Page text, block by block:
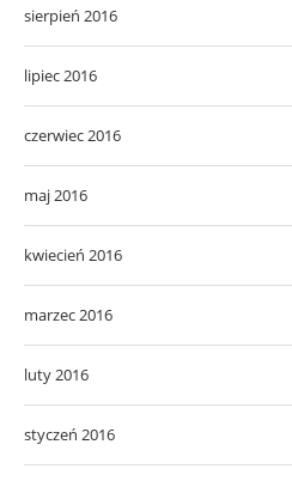
sierpień 2016
lipiec 2016
czerwiec 2016
maj 2016
kwiecień 2016
marzec 2016
luty 2016
styczeń 2016